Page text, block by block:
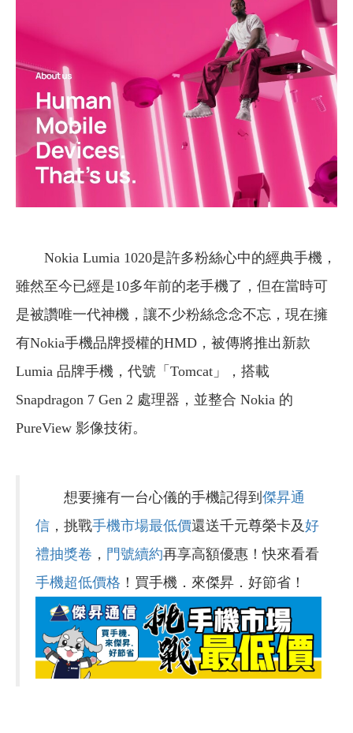
Nokia Lumia 1020是許多粉絲心中的經典手機，
雖然至今已經是10多年前的老手機了，但在當時可
是被讚唯一代神機，讓不少粉絲念念不忘，現在擁
有Nokia手機品牌授權的HMD，被傳將推出新款
Lumia 品牌手機，代號「Tomcat」，搭載
Snapdragon 7 Gen 2 處理器，並整合 Nokia 的
PureView 影像技術。
想要擁有一台心儀的手機記得到 傑昇通
信 ，挑戰手機市場最低價還送千元尊榮卡及好
禮抽獎卷 ， 門號續約再享高額優惠！快來看看
手機超低價格 ！買手機．來傑昇．好節省！